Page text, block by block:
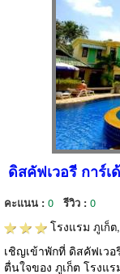
ดิสคัฟเวอรี การ์
คะแนน : 0 รีวิว : 0
โรงแรม ภูเก็ต
เชิญเข้าพักที่ ดิสคัฟเว
ตื่นใจของ ภูเก็ต โรงแ